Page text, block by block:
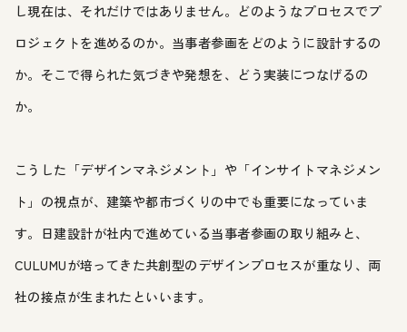
し現在は、それだけではありません。どのようなプロセスでプ
ロジェクトを進めるのか。当事者参画をどのように設計するの
か。そこで得られた気づきや発想を、どう実装につなげるの
か。
こうした「デザインマネジメント」や「インサイトマネジメン
ト」の視点が、建築や都市づくりの中でも重要になっていま
す。日建設計が社内で進めている当事者参画の取り組みと、
CULUMUが培ってきた共創型のデザインプロセスが重なり、両
社の接点が生まれたといいます。